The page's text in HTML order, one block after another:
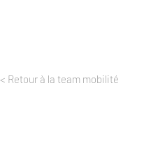
< Retour à la team mobilité